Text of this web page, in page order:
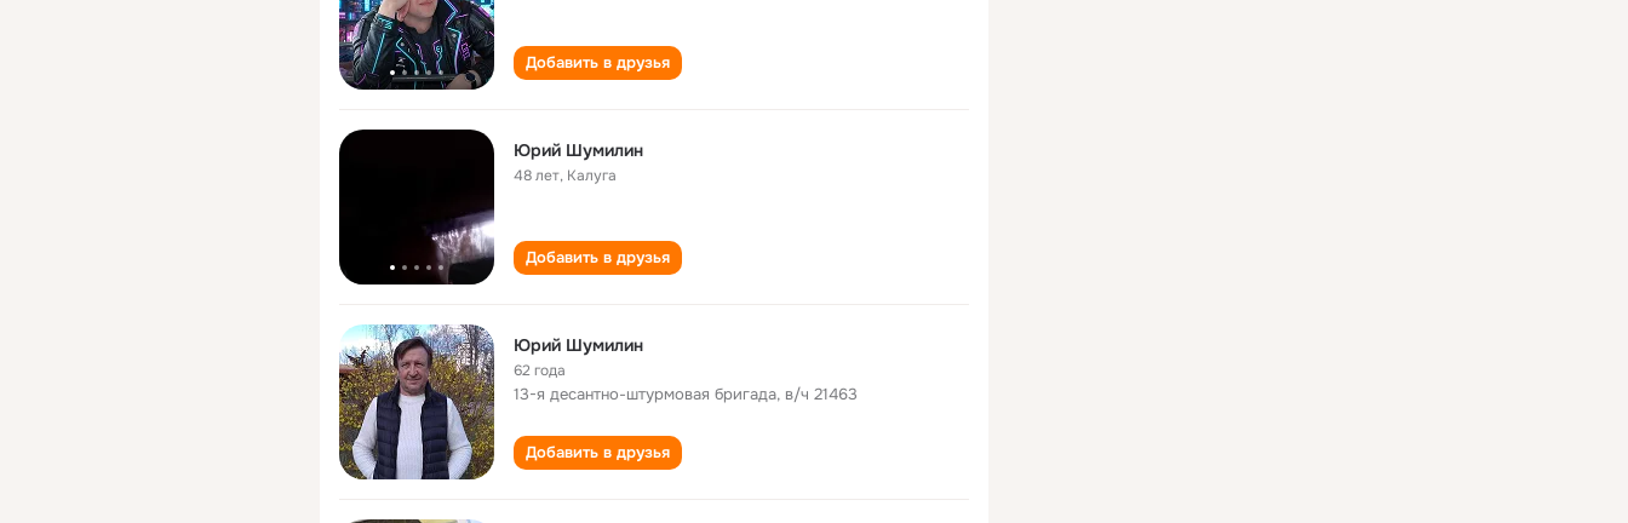
Добавить в друзья
Юрий Шумилин
48 лет, Калуга
Добавить в друзья
Юрий Шумилин
62 года
13-я десантно-штурмовая бригада, в/ч 21463
Добавить в друзья